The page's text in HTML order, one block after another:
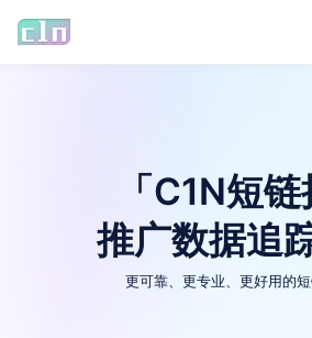
「C1N短链
推广数据追
更可靠、更专业、更好用的